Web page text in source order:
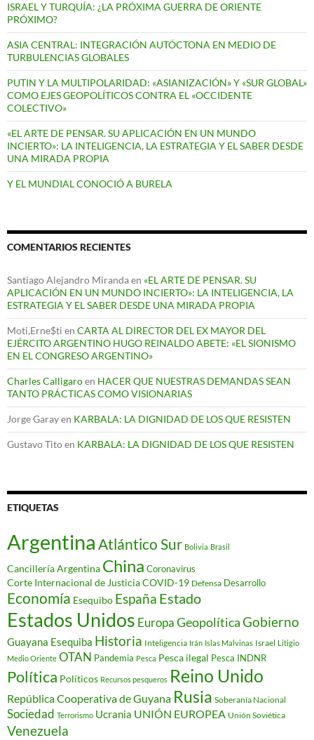
ISRAEL Y TURQUÍA: ¿LA PRÓXIMA GUERRA DE ORIENTE
PRÓXIMO?
ASIA CENTRAL: INTEGRACIÓN AUTÓCTONA EN MEDIO DE
TURBULENCIAS GLOBALES
PUTIN Y LA MULTIPOLARIDAD: «ASIANIZACIÓN» Y «SUR GLOBAL»
COMO EJES GEOPOLÍTICOS CONTRA EL «OCCIDENTE
COLECTIVO»
«EL ARTE DE PENSAR. SU APLICACIÓN EN UN MUNDO
INCIERTO»: LA INTELIGENCIA, LA ESTRATEGIA Y EL SABER DESDE
UNA MIRADA PROPIA
Y EL MUNDIAL CONOCIÓ A BURELA
COMENTARIOS RECIENTES
Santiago Alejandro Mirandaen «EL ARTE DE PENSAR. SU
APLICACIÓN EN UN MUNDO INCIERTO»: LA INTELIGENCIA, LA
ESTRATEGIA Y EL SABER DESDE UNA MIRADA PROPIA
Moti,Erne$ti en CARTA AL DIRECTOR DEL EX MAYOR DEL
EJÉRCITO ARGENTINO HUGO REINALDO ABETE: «EL SIONISMO
EN EL CONGRESO ARGENTINO»
Charles Calligaroen HACER QUE NUESTRAS DEMANDAS SEAN
TANTO PRÁCTICAS COMO VISIONARIAS
Jorge Garayen KARBALA: LA DIGNIDAD DE LOS QUE RESISTEN
Gustavo Titoen KARBALA: LA DIGNIDAD DE LOS QUE RESISTEN
ETIQUETAS
Argentina Atlántico Sur Bolivia Brasil
Cancillería Argentina China Coronavirus
Corte Internacional de JusticiaCOVID-19 Defensa Desarrollo
Economía Esequibo España Estado
Estados Unidos EuropaGeopolíticaGobierno
Guayana Esequiba Historia Inteligencia Irán Islas Malvinas Israel Litigio
Medio Oriente OTAN Pandemia Pesca Pesca ilegal Pesca INDNR
Política Políticos Recursos pesqueros Reino Unido
República Cooperativa de Guyana Rusia Soberanía Nacional
Sociedad Terrorismo Ucrania UNIÓN EUROPEA Unión Soviética
Venezuela